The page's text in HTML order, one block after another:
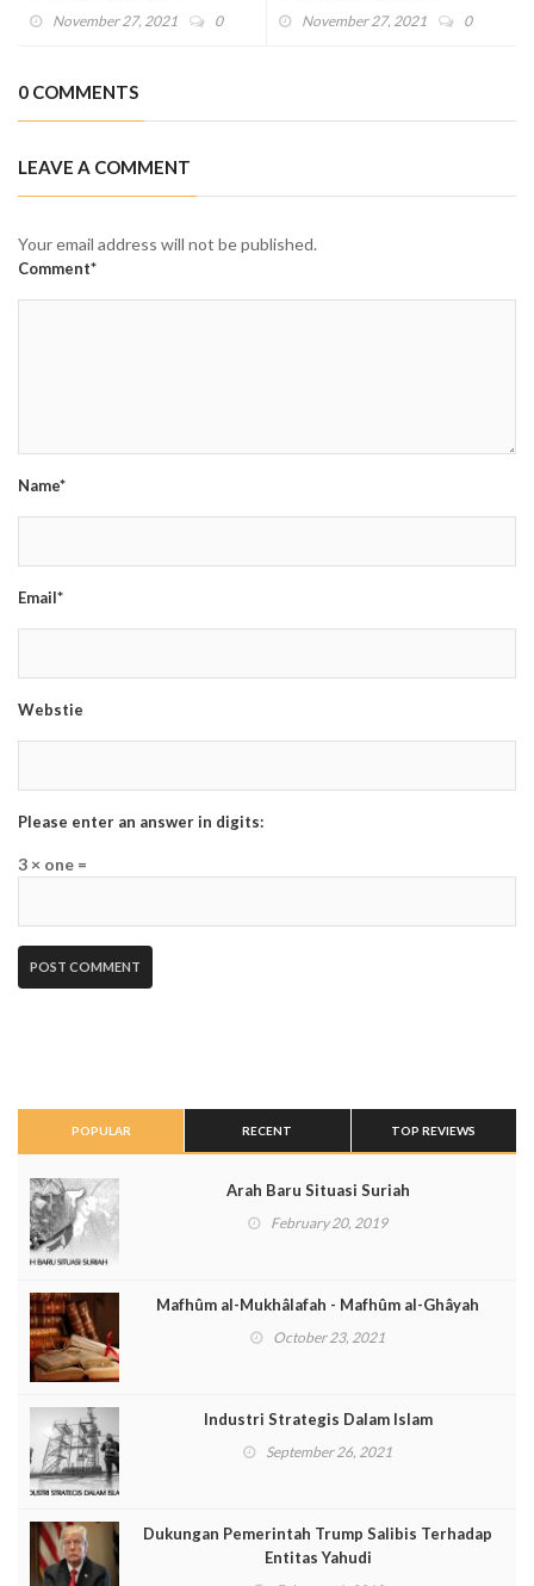
November 27, 2021 0
Rohingya
November 27, 2021 0
0 COMMENTS
LEAVE A COMMENT
Your email address will not be published.
Comment*
Name*
Email*
Webstie
Please enter an answer in digits:
3 × one =
POPULAR RECENT TOP REVIEWS
Arah Baru Situasi Suriah
February 20, 2019
Mafhûm al-Mukhâlafah - Mafhûm al-Ghâyah
October 23, 2021
Industri Strategis Dalam Islam
September 26, 2021
Dukungan Pemerintah Trump Salibis Terhadap
Entitas Yahudi